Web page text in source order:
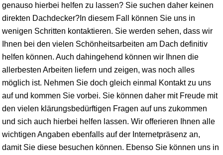
genauso hierbei helfen zu lassen? Sie suchen daher keinen
direkten Dachdecker?In diesem Fall können Sie uns in
wenigen Schritten kontaktieren. Sie werden sehen, dass wir
Ihnen bei den vielen Schönheitsarbeiten am Dach definitiv
helfen können. Auch dahingehend können wir Ihnen die
allerbesten Arbeiten liefern und zeigen, was noch alles
möglich ist. Nehmen Sie doch gleich einmal Kontakt zu uns
auf und kommen Sie vorbei. Sie können daher mit Freude mit
den vielen klärungsbedürftigen Fragen auf uns zukommen
und sich auch hierbei helfen lassen. Wir offerieren Ihnen alle
wichtigen Angaben ebenfalls auf der Internetpräsenz an,
damit Sie diese besuchen können. Ebenso Sie können uns in